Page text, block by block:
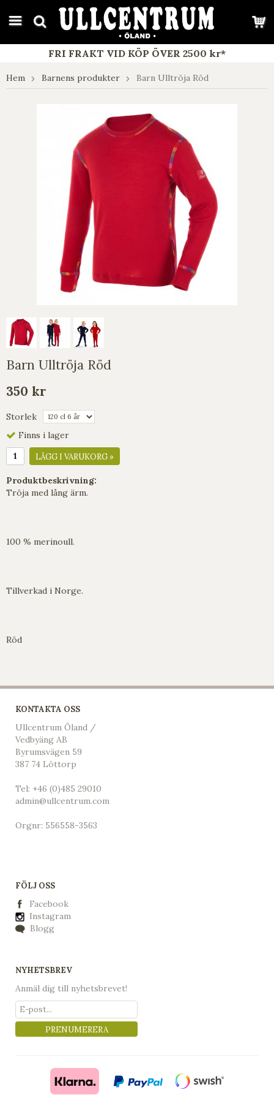
google-site-verification: google7e4b1026db5d9f32.html
FRI FRAKT VID KÖP ÖVER 2500 kr*
Hem Barnens produkter Barn Ulltröja Röd
Barn Ulltröja Röd
350 kr
Storlek
Finns i lager
LÄGG I VARUKORG »
Produktbeskrivning:
Tröja med lång ärm.
100 % merinoull.
Tillverkad i Norge.
Röd
KONTAKTA OSS
Ullcentrum Öland /
Vedbyäng AB
Byrumsvägen 59
387 74 Löttorp
Tel: +46 (0)485 29010
admin@ullcentrum.com
Orgnr: 556558-3563
FÖLJ OSS
Facebook
Instagram
Blogg
NYHETSBREV
Anmäl dig till nyhetsbrevet!
PRENUMERERA